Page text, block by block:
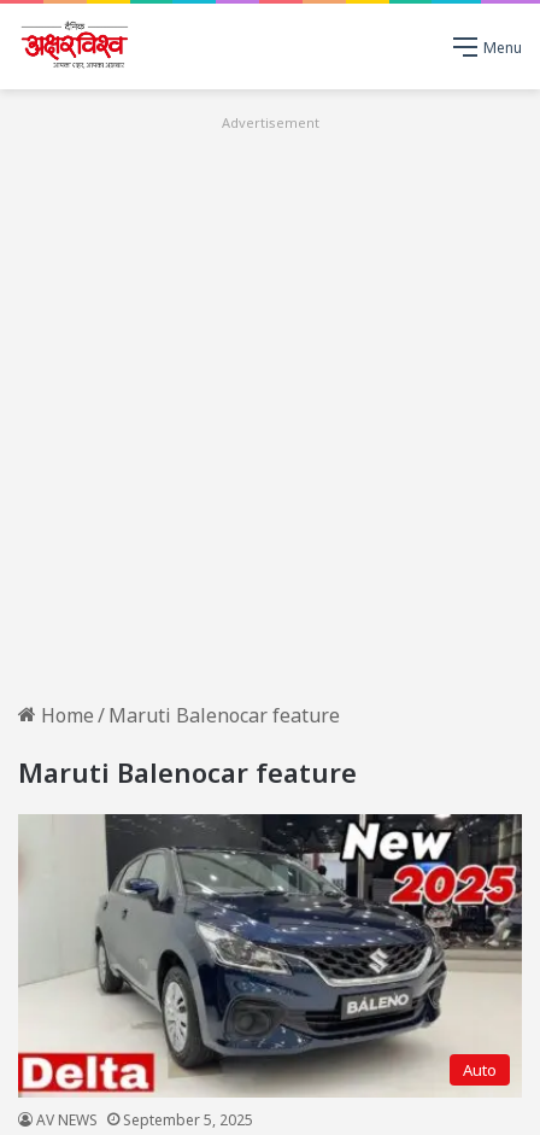
Menu
Advertisement
Home/Maruti Balenocar feature
Maruti Balenocar feature
Auto
AV NEWS September 5, 2025